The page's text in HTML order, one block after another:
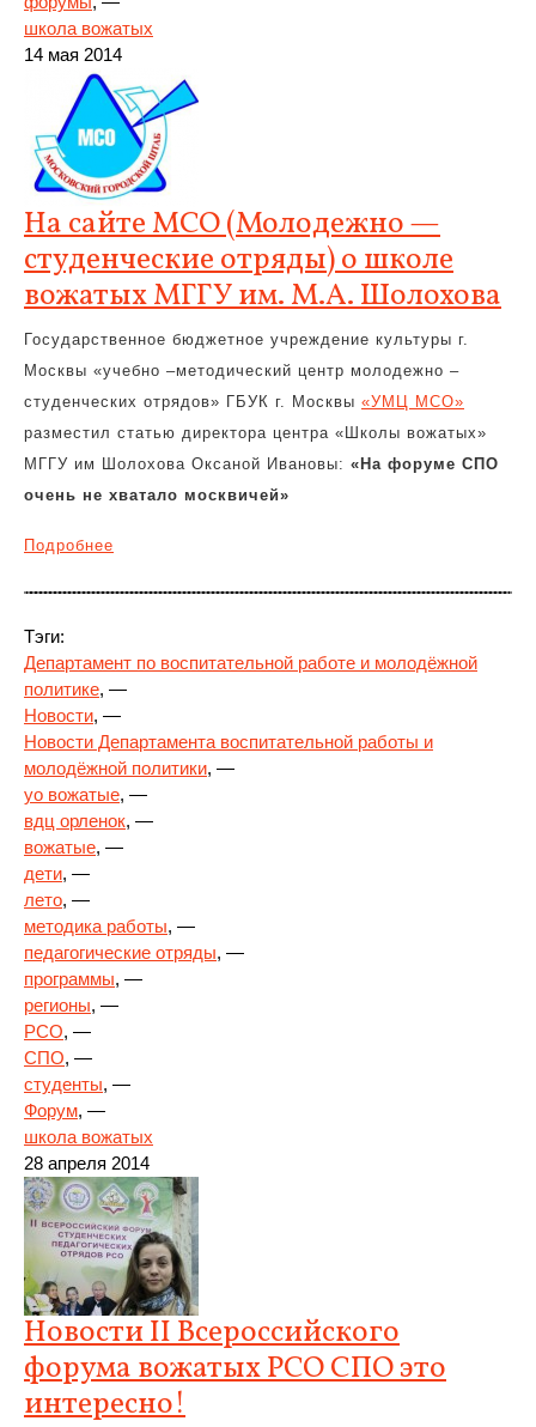
школа вожатых
14 мая 2014
На сайте МСО (Молодежно —
студенческие отряды) о школе
вожатых МГГУ им. М.А. Шолохова
Государственное бюджетное учреждение культуры г.
Москвы «учебно –методический центр молодежно –
студенческих отрядов» ГБУК г. Москвы «УМЦ МСО»
разместил статью директора центра «Школы вожатых»
МГГУ им Шолохова Оксаной Ивановы: «На форуме СПО
очень не хватало москвичей»
Подробнее
Тэги:
Департамент по воспитательной работе и молодёжной
политике, —
Новости, —
Новости Департамента воспитательной работы и
молодёжной политики, —
yo вожатые, —
вдц орленок, —
вожатые, —
дети, —
лето, —
методика работы, —
педагогические отряды, —
программы, —
регионы, —
РСО, —
СПО, —
студенты, —
Форум, —
школа вожатых
28 апреля 2014
Новости II Всероссийского
форума вожатых РСО СПО это
интересно!